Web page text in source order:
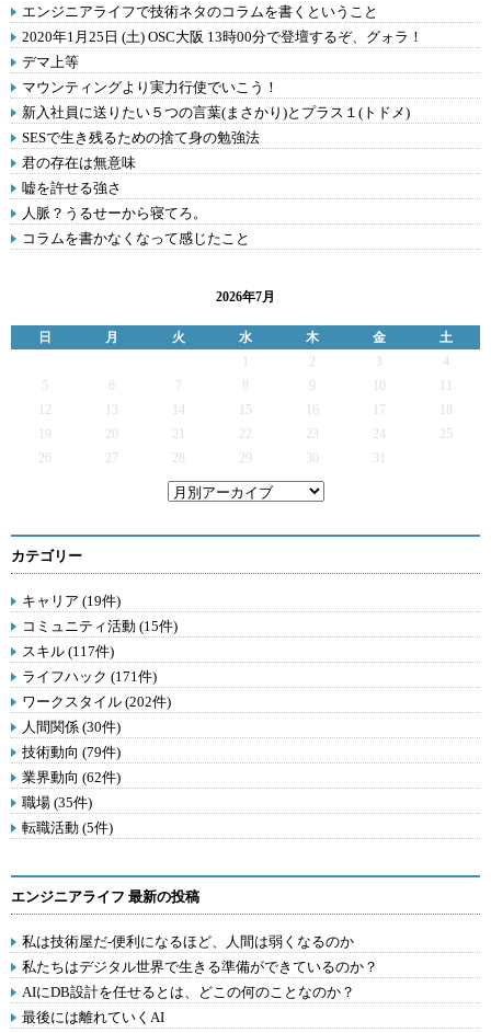
エンジニアライフで技術ネタのコラムを書くということ
2020年1月25日 (土) OSC大阪 13時00分で登壇するぞ、グォラ！
デマ上等
マウンティングより実力行使でいこう！
新入社員に送りたい５つの言葉(まさかり)とプラス１(トドメ)
SESで生き残るための捨て身の勉強法
君の存在は無意味
嘘を許せる強さ
人脈？うるせーから寝てろ。
コラムを書かなくなって感じたこと
2026年7月
日 月 火 水 木 金
土
2 3
4
5
6 7 9
12
13 14 15 16 17
19
20 21 22 23 24
25
26
27 28 29 30 31
カテゴリー
キャリア (19件)
コミュニティ活動 (15件)
スキル (117件)
ライフハック (171件)
ワークスタイル (202件)
人間関係 (30件)
技術動向 (79件)
業界動向 (62件)
職場 (35件)
転職活動 (5件)
エンジニアライフ 最新の投稿
私は技術屋だ-便利になるほど、人間は弱くなるのか
私たちはデジタル世界で生きる準備ができているのか？
AIにDB設計を任せるとは、どこの何のことなのか？
最後には離れていくAI